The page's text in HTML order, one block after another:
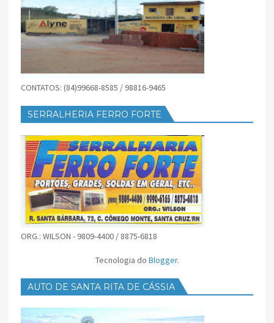
CONTATOS: (84)99668-8585 / 98816-9465
SERRALHERIA FERRO FORTE
ORG.: WILSON - 9809-4400 / 8875-6818
Tecnologia do Blogger.
AUTO DE SANTA RITA DE CÁSSIA